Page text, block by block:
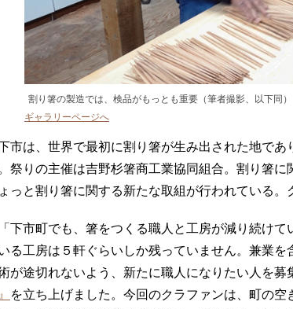
割り箸の製造では、検品がもっとも重要（筆者撮影、以下同）
ギャラリーページへ
市は、世界で最初に割り箸が生み出された地であ
祭りの主催は吉野杉箸商工業協同組合。割り箸
っと割り箸に関する新たな取組が行われている。
下市町でも、箸をつくる職人と工房が減り続けて
る工房は５軒ぐらいしか残っていません。兼業
が途切れないよう、新たに職人になりたい人を募
を立ち上げました。今回のクラファンは、町の空